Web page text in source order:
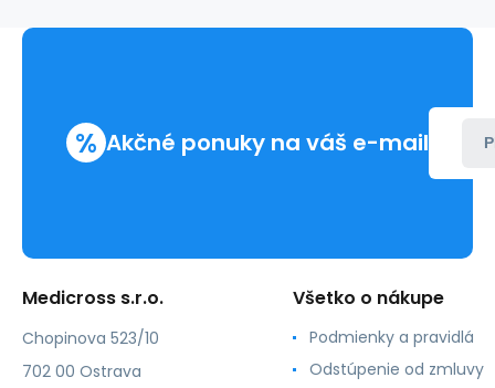
% Akčné ponuky na váš e-mail
Medicross s.r.o.
Chopinova 523/10
702 00 Ostrava
Všetko o nákupe
Podmienky a pravidlá
Odstúpenie od zmluvy